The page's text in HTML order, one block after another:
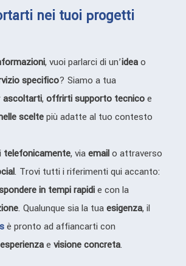
nei tuoi progetti
, vuoi parlarci di un’ideao
specifico? Siamo a tua
ascoltarti,offrirti supporto tecnicoe
sceltepiù adatte al tuo contesto
telefonicamente, viaemailo attraverso
. Trovi tutti i riferimenti qui accanto:
in tempi rapidie con la
. Qualunque sia la tuaesigenza, il
è pronto ad affiancarti con
esperienzae visione concreta.